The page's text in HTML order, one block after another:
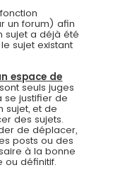
un forum) afin
sujet a déjà été
sujet existant
espace de
seuls juges
se justifier de
sujet, et de
des sujets.
de déplacer,
posts ou des
à la bonne
ou définitif.